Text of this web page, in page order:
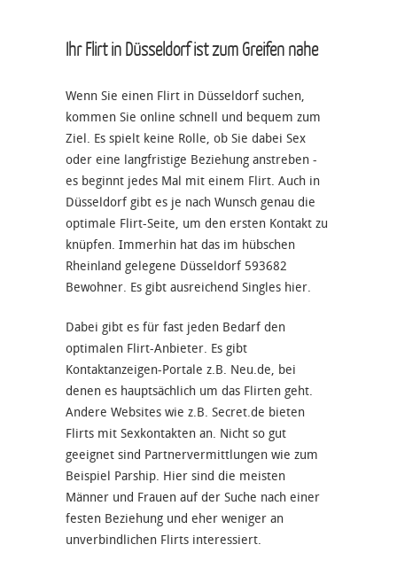
Ihr Flirt in Düsseldorf ist zum Greifen nahe
Wenn Sie einen Flirt in Düsseldorf suchen,
kommen Sie online schnell und bequem zum
Ziel. Es spielt keine Rolle, ob Sie dabei Sex
oder eine langfristige Beziehung anstreben -
es beginnt jedes Mal mit einem Flirt. Auch in
Düsseldorf gibt es je nach Wunsch genau die
optimale Flirt-Seite, um den ersten Kontakt zu
knüpfen. Immerhin hat das im hübschen
Rheinland gelegene Düsseldorf 593682
Bewohner. Es gibt ausreichend Singles hier.
Dabei gibt es für fast jeden Bedarf den
optimalen Flirt-Anbieter. Es gibt
Kontaktanzeigen-Portale z.B. Neu.de, bei
denen es hauptsächlich um das Flirten geht.
Andere Websites wie z.B. Secret.de bieten
Flirts mit Sexkontakten an. Nicht so gut
geeignet sind Partnervermittlungen wie zum
Beispiel Parship. Hier sind die meisten
Männer und Frauen auf der Suche nach einer
festen Beziehung und eher weniger an
unverbindlichen Flirts interessiert.